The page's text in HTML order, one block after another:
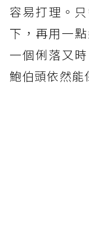
容易打理。
下，再用一
一個俐落又
鮑伯頭依然能